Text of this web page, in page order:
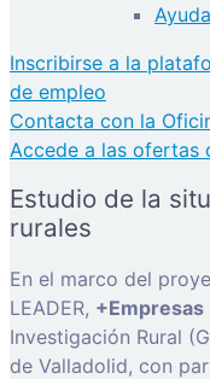
Inscribirse a la
de empleo
Contacta con la
Accede a las ofertas
Estudio de la
rurales
En el marco del
LEADER, +Empresas
Investigación Rural
de Valladolid, con